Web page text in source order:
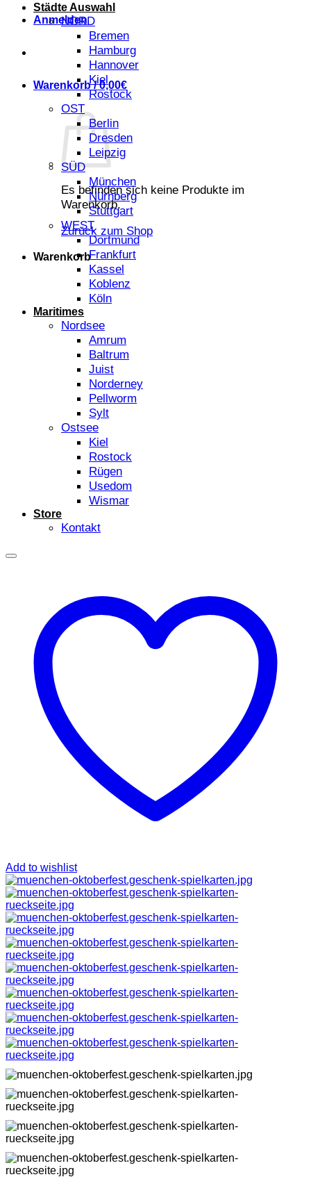
Anmelden
Warenkorb /0,00€
Es befinden sich keine Produkte im
Warenkorb.
Zurück zum Shop
Warenkorb
Städte Auswahl
NORD
Bremen
Hamburg
Hannover
Kiel
Rostock
OST
Berlin
Dresden
Leipzig
SÜD
München
Nürnberg
Stuttgart
WEST
Dortmund
Frankfurt
Kassel
Koblenz
Köln
Maritimes
Nordsee
Amrum
Baltrum
Juist
Norderney
Pellworm
Sylt
Ostsee
Kiel
Rostock
Rügen
Usedom
Wismar
Store
Kontakt
Add to wishlist